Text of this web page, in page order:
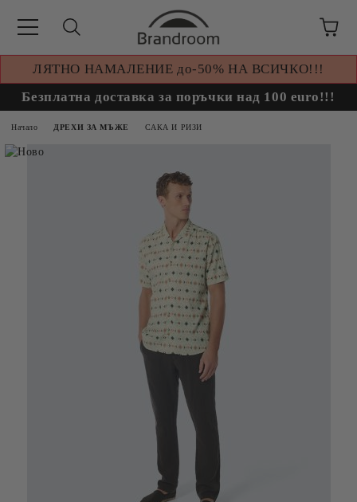
ЛЯТНО НАМАЛЕНИЕ до-50% НА ВСИЧКО!!!
Безплатна доставка за поръчки над 100 euro!!!
Начало ДРЕХИ ЗА МЪЖЕ САКА И РИЗИ